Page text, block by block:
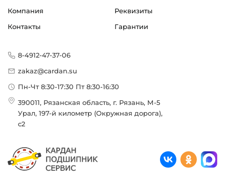
Компания
Реквизиты
Контакты
Гарантии
8-4912-47-37-06
zakaz@cardan.su
Пн-Чт 8:30-17:30 Пт 8:30-16:30
390011, Рязанская область, г. Рязань, М-5
Урал, 197-й километр (Окружная дорога),
с2